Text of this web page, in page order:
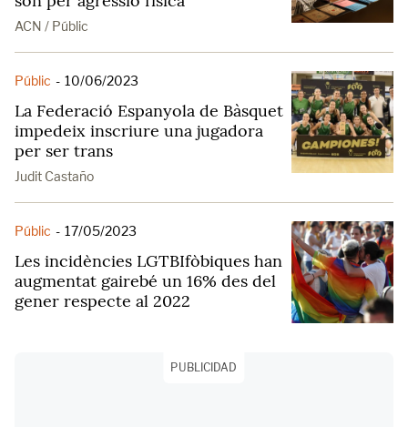
ACN / Públic
Públic - 10/06/2023
La Federació Espanyola de Bàsquet
impedeix inscriure una jugadora
per ser trans
Judit Castaño
Públic - 17/05/2023
Les incidències LGTBIfòbiques han
augmentat gairebé un 16% des del
gener respecte al 2022
PUBLICIDAD